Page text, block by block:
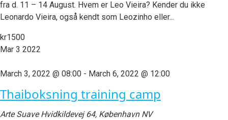
fra d. 11 – 14 August. Hvem er Leo Vieira? Kender du ikke
Leonardo Vieira, også kendt som Leozinho eller...
kr1500
Mar 3 2022
March 3, 2022 @ 08:00 - March 6, 2022 @ 12:00
Thaiboksning training camp
Arte SuaveHvidkildevej 64, København NV